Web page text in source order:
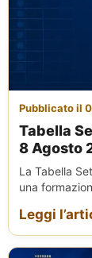
Pubblicato il
Tabella
8 Agosto
La Tabella
una
Leggi